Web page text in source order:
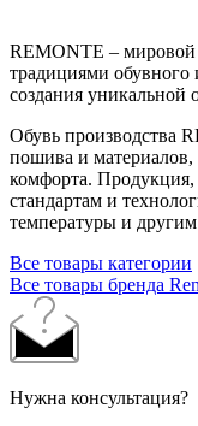
REMONTE – мировой
традициями обувного
создания уникальной
Обувь производства
пошива и
комфорта.
стандартам и
температуры и
Все товары категории
Все товары бренда
Нужна консультация?